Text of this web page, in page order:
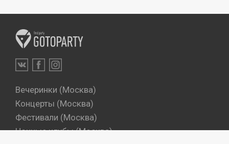
Вечеринки (Москва)
Концерты (Москва)
Фестивали (Москва)
Ночные клубы (Москва)